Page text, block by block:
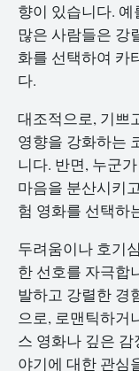
향이 있습니다.
많은 사람들은 강
화를 선택하여 카
다.
대조적으로, 기쁘
영향을 강화하는
니다. 반면, 누군
마음을 분산시키
험 영화를 선택하
두려움이나 호기
한 선호를 자극합
발하고 강렬한 경
으로, 로맨틱하거
스 영화나 깊은
야기에 대한 관심